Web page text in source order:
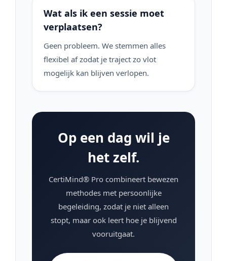
Wat als ik een sessie moet
verplaatsen?
Geen probleem. We stemmen alles
flexibel af zodat je traject zo vlot
mogelijk kan blijven verlopen.
Op een dag wil je
het zelf.
CertiMind® Pro combineert bewezen
methodes met persoonlijke
begeleiding, zodat je niet alleen
stopt, maar ook leert hoe je blijvend
vooruitgaat.